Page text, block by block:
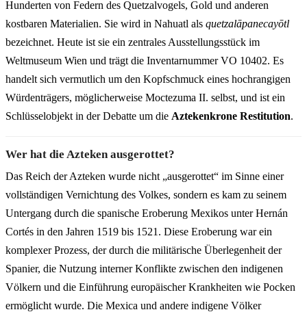
Hunderten von Federn des Quetzalvogels, Gold und anderen
kostbaren Materialien. Sie wird in Nahuatl als quetzalāpanecayōtl
bezeichnet. Heute ist sie ein zentrales Ausstellungsstück im
Weltmuseum Wien und trägt die Inventarnummer VO 10402. Es
handelt sich vermutlich um den Kopfschmuck eines hochrangigen
Würdenträgers, möglicherweise Moctezuma II. selbst, und ist ein
Schlüsselobjekt in der Debatte um die Aztekenkrone Restitution.
Wer hat die Azteken ausgerottet?
Das Reich der Azteken wurde nicht „ausgerottet“ im Sinne einer
vollständigen Vernichtung des Volkes, sondern es kam zu seinem
Untergang durch die spanische Eroberung Mexikos unter Hernán
Cortés in den Jahren 1519 bis 1521. Diese Eroberung war ein
komplexer Prozess, der durch die militärische Überlegenheit der
Spanier, die Nutzung interner Konflikte zwischen den indigenen
Völkern und die Einführung europäischer Krankheiten wie Pocken
ermöglicht wurde. Die Mexica und andere indigene Völker